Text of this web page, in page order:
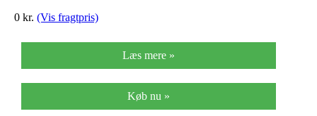
0 kr. (Vis fragtpris)
Læs mere »
Køb nu »